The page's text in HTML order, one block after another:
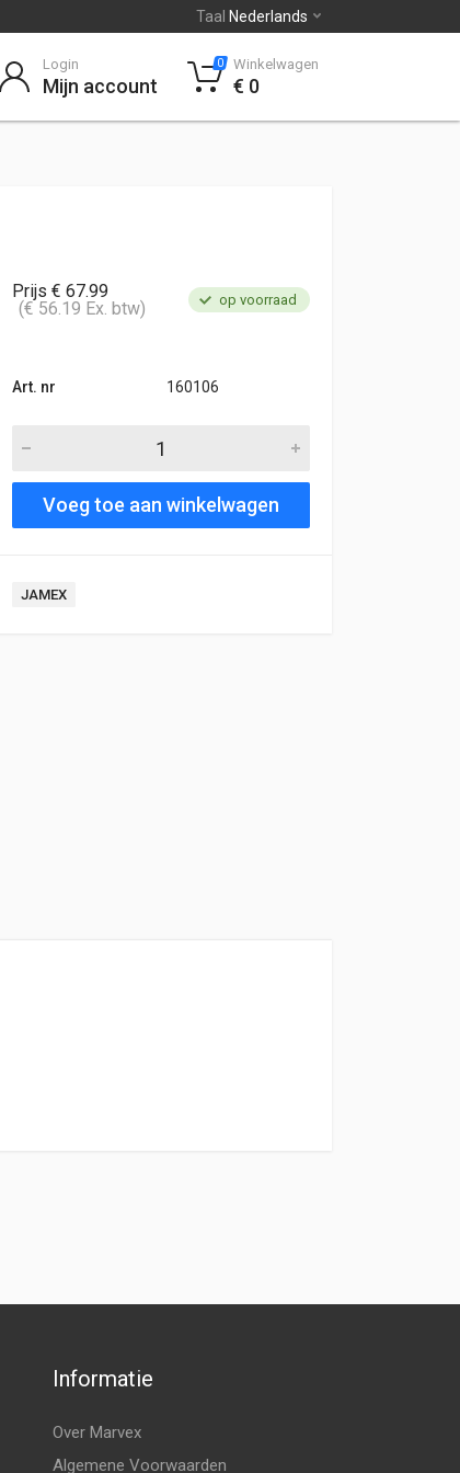
Taal Nederlands
Login
Mijn account
0 Winkelwagen
€ 0
Prijs € 67.99
(€ 56.19 Ex. btw)
op voorraad
Art. nr 160106
Voeg toe aan winkelwagen
JAMEX
Informatie
Over Marvex
Algemene Voorwaarden